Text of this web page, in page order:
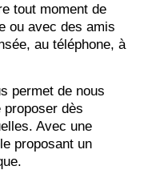
tout moment de
ou avec des amis
au téléphone, à
permet de nous
dès
Avec une
proposant un